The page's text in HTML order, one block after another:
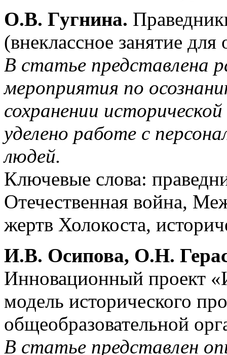
О.В. Гугнина.
(внеклассное занятие
В статье представлена
мероприятия по
сохранении
уделено работе с
людей.
Ключевые слова:
Отечественная война,
жертв Холокоста,
И.В. Осипова, О.Н.
Инновационный проект
модель исторического
общеобразовательной
В статье представлен